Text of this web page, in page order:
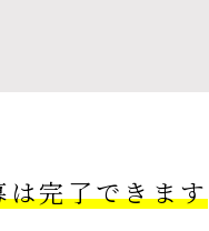
は完了できます